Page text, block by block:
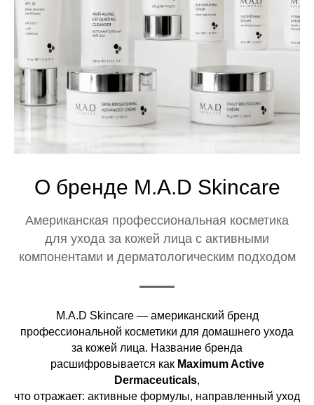
О бренде M.A.D Skincare
Американская профессиональная косметика
для ухода за кожей лица с активными
компонентами и дерматологическим подходом
M.A.D Skincare — американский бренд
профессиональной косметики для домашнего ухода
за кожей лица. Название бренда
расшифровывается как Maximum Active
Dermaceuticals,
что отражает: активные формулы, направленный уход